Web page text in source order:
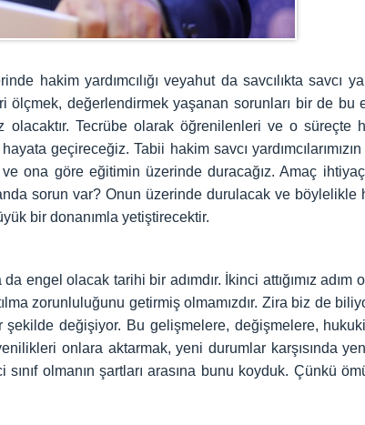
yardımcılığı veyahut da savcılıkta savcı
ölçmek, değerlendirmek yaşanan sorunları bir de bu
Tecrübe olarak öğrenilenleri ve o süreçte
geçireceğiz. Tabii hakim savcı
ona göre eğitimin üzerinde duracağız. Amaç
sorun var? Onun üzerinde durulacak ve böylelikle
bir donanımla yetiştirecektir.
engel olacak tarihi bir adımdır. İkinci attığımız adım
zorunluluğunu getirmiş olmamızdır. Zira biz de
değişiyor. Bu gelişmelere, değişmelere,
onlara aktarmak, yeni durumlar karşısında
olmanın şartları arasına bunu koyduk. Çünkü